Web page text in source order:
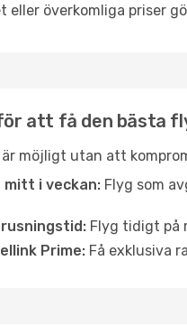
eller överkomliga priser
att få den bästa
möjligt utan att
mitt i veckan: Flyg som
Flyg tidigt på
Prime: Få exklusiva